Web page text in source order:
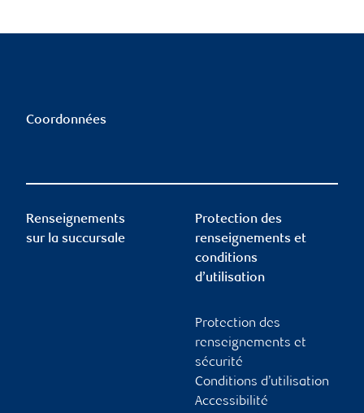
Coordonnées
Renseignements
sur la succursale
Protection des
renseignements et
conditions
d’utilisation
Protection des
renseignements et
sécurité
Conditions d’utilisation
Accessibilité